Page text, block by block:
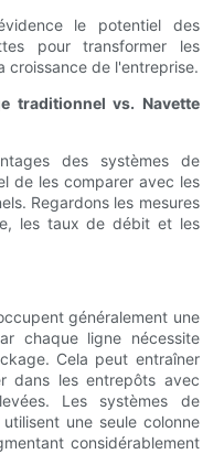
le potentiel des
pour transformer les
croissance de l'entreprise.
traditionnel vs. Navette
des systèmes de
de les comparer avec les
Regardons les mesures
les taux de débit et les
généralement une
chaque ligne nécessite
Cela peut entraîner
dans les entrepôts avec
Les systèmes de
une seule colonne
considérablement